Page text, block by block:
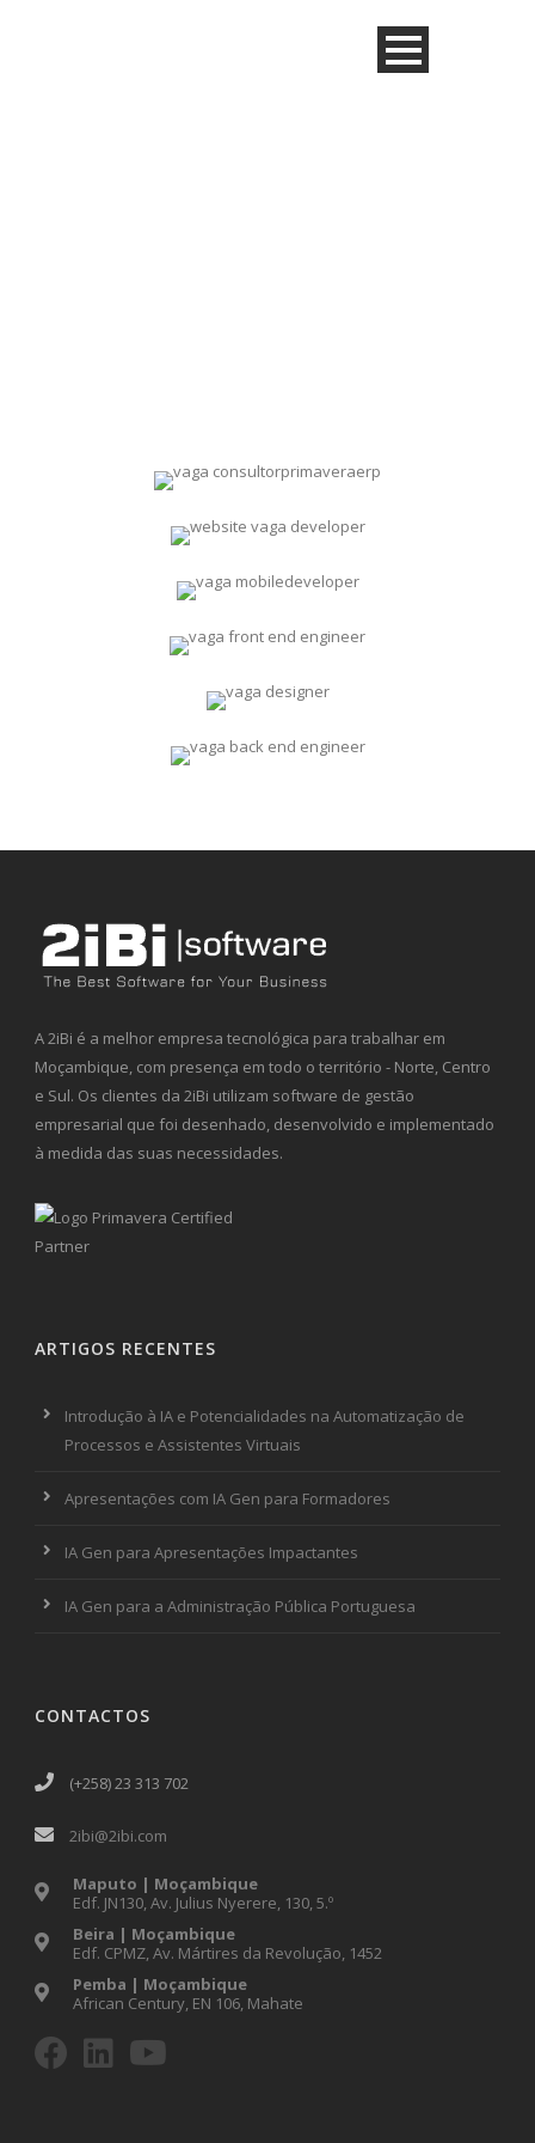
A 2iBi é a melhor empresa tecnológica para trabalhar em
Moçambique, com presença em todo o território - Norte, Centro
e Sul. Os clientes da 2iBi utilizam software de gestão
empresarial que foi desenhado, desenvolvido e implementado
à medida das suas necessidades.
ARTIGOS RECENTES
Introdução à IA e Potencialidades na Automatização de
Processos e Assistentes Virtuais
Apresentações com IA Gen para Formadores
IA Gen para Apresentações Impactantes
IA Gen para a Administração Pública Portuguesa
CONTACTOS
(+258) 23 313 702
2ibi@2ibi.com
Maputo | Moçambique
Edf. JN130, Av. Julius Nyerere, 130, 5.º
Beira | Moçambique
Edf. CPMZ, Av. Mártires da Revolução, 1452
Pemba | Moçambique
African Century, EN 106, Mahate